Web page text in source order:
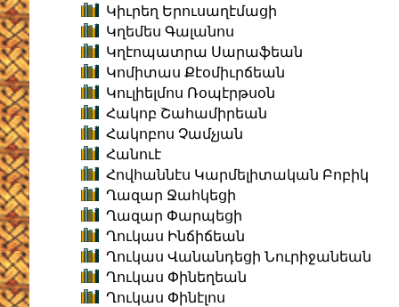
Կիւրեղ Երուսաղէմացի
Կղեմես Գալանոս
Կղէոպատրա Սարաֆեան
Կոմիտաս Քէօմիւրճեան
Կուլիելմոս Ռօպէրթսօն
Հակոբ Շահամիրեան
Հակոբոս Չամչյան
Հանուէ
Հովհաննէս Կարմելիտական Բոբիկ
Ղազար Ջահկեցի
Ղազար Փարպեցի
Ղուկաս Ինճիճեան
Ղուկաս Վանանդեցի Նուրիջանեան
Ղուկաս Փինեղեան
Ղուկաս Փինէլոս